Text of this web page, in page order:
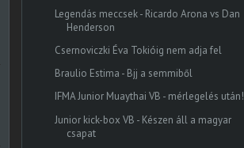
Legendás meccsek - Ricardo Arona vs Dan
Henderson
Csernoviczki Éva Tokióig nem adja fel
Braulio Estima - Bjj a semmiből
IFMA Junior Muaythai VB - mérlegelés után!
Junior kick-box VB - Készen áll a magyar
csapat